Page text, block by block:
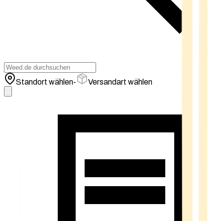
Standort wählen- Versandart wählen